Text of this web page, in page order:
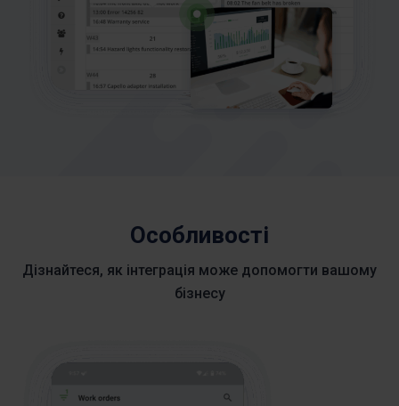
Особливості
Дізнайтеся, як інтеграція може допомогти вашому
бізнесу